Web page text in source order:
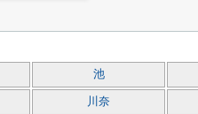
池
川奈